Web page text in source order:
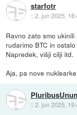
starfotr
::2. jun 2025,
Ravno zato smo
rudarimo BTC in
Napredek, višji cilji itd.
Aja, pa nove
::2. jun 2025,